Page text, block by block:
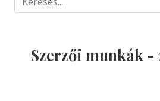
Szerzői munkák -